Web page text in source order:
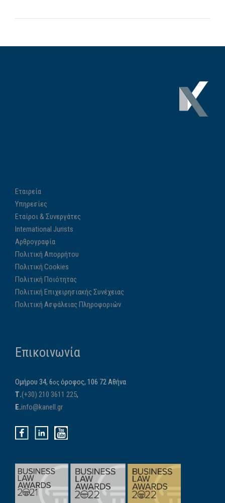
Εταιρεία
Υπηρεσίες
Εταίροι & Συνεργάτες
International Jurists
Αρθρογραφία
Πολιτική Απορρήτου
Πολιτική Cookies
Πολιτική Ποιότητας
Πολιτική Επιχειρησιακής Συνέχειας
Πολιτική Ασφάλειας Πληροφοριών
Επικοινωνία
Ομήρου 34, 6ος όροφος, 106 72 Αθήνα
Τ.(+30) 210 3611 225,
E.info@kanell.gr